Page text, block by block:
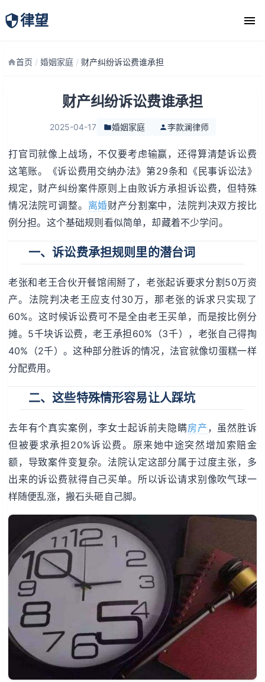
律望
律师团队
首页 / 婚姻家庭 / 财产纠纷诉讼费谁承担
财产纠纷诉讼费谁承担
2025-04-17 婚姻家庭 李款澜律师
打官司就像上战场，不仅要考虑输赢，还得算清楚诉讼费
这笔账。《诉讼费用交纳办法》第29条和《民事诉讼法》
规定，财产纠纷案件原则上由败诉方承担诉讼费，但特殊
情况法院可调整。 离婚财产分割案中，法院判决双方按比
例分担。这个基础规则看似简单，却藏着不少学问。
一、诉讼费承担规则里的潜台词
老张和老王合伙开餐馆闹掰了，老张起诉要求分割50万资
产。法院判决老王应支付30万，那老张的诉求只实现了
60%。这时候诉讼费可不是全由老王买单，而是按比例分
摊。5千块诉讼费，老王承担60%（3千），老张自己得掏
40%（2千）。这种部分胜诉的情况，法官就像切蛋糕一样
分配费用。
二、这些特殊情形容易让人踩坑
去年有个真实案例，李女士起诉前夫隐瞒房产 ，虽然胜诉
但被要求承担20%诉讼费。原来她中途突然增加索赔金
额，导致案件变复杂。法院认定这部分属于过度主张，多
出来的诉讼费就得自己买单。所以诉讼请求别像吹气球一
样随便乱涨，搬石头砸自己脚。